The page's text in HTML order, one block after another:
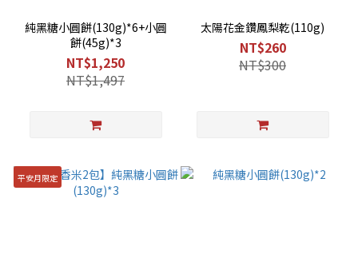
純黑糖小圓餅(130g)*6+小圓
餅(45g)*3
NT$1,250
NT$1,497
太陽花金鑽鳳梨乾(110g)
NT$260
NT$300
平安月限定